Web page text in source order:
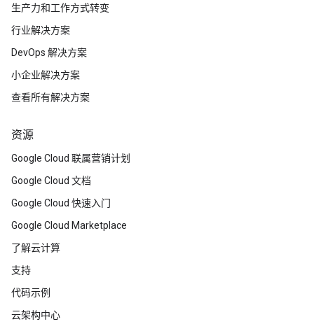
生产力和工作方式转变
行业解决方案
DevOps 解决方案
小企业解决方案
查看所有解决方案
资源
Google Cloud 联属营销计划
Google Cloud 文档
Google Cloud 快速入门
Google Cloud Marketplace
了解云计算
支持
代码示例
云架构中心